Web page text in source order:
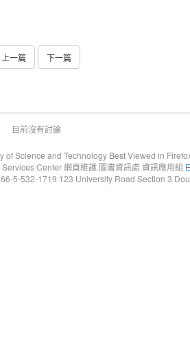
上一篇 下一篇
目前沒有討論
Science and Technology Best Viewed in
Center 網頁維護.圖書資訊處 資訊應用組
5-532-1719 123 University Road Section 3